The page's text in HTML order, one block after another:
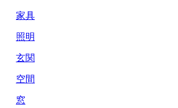
家具
照明
玄関
空間
窓